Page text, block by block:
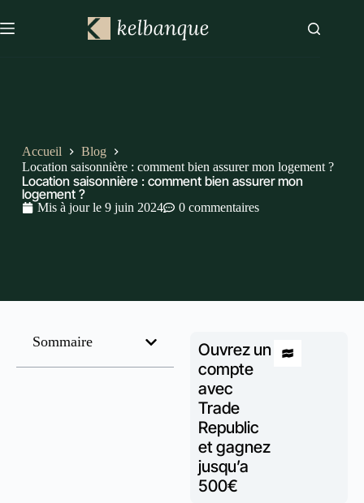
Accueil
Blog
Location saisonnière : comment bien assurer mon logement ?
Location saisonnière : comment bien assurer mon
logement ?
Mis à jour le 9 juin 2024 0 commentaires
Sommaire
Ouvrez un
compte
avec
Trade
Republic
et gagnez
jusqu’a
500€